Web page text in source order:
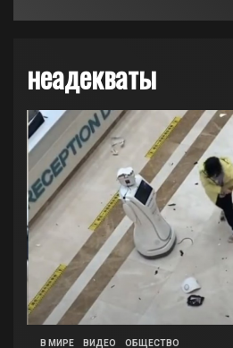
неадекваты
В МИРЕ ВИДЕО ОБЩЕСТВО